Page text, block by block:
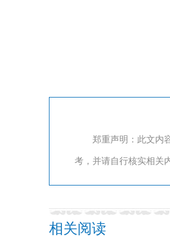
郑重声明：此文内
考，并请自行核实相关
相关阅读